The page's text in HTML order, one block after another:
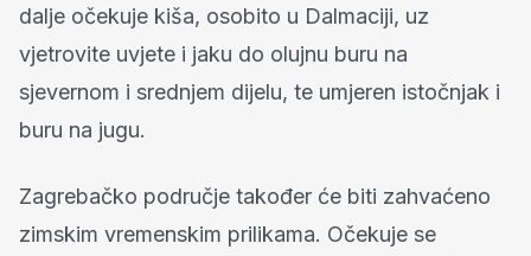
dalje očekuje kiša, osobito u Dalmaciji, uz
vjetrovite uvjete i jaku do olujnu buru na
sjevernom i srednjem dijelu, te umjeren istočnjak i
buru na jugu.
Zagrebačko područje također će biti zahvaćeno
zimskim vremenskim prilikama. Očekuje se